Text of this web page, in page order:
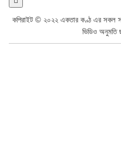
কপিরাইট © ২০২২ একতার কণ্ঠ এর সকল
ভিডিও অনুমতি